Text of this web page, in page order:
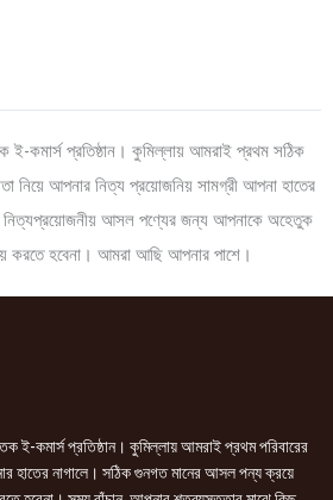
ই-কমার্স প্রতিষ্ঠান। কুমিল্লায় আমরাই প্রথম সঠিক
নিয়ে আপনার নিত্য প্রয়োজনিয় সামগ্রী আপনা হাতের
নিত্যপ্রয়োজনীয় আসল পণ্যের জন্য আপনাকে অহেতুক
করতে হবেনা। আমরা আছি আপনার পাশে।
ই-কমার্স প্রতিষ্ঠান। কুমিল্লায় আমরাই প্রথম পরিবারের
হাতের নাগালে। সঠিক গুনগত মানের আসল পন্য ক্রয়ে